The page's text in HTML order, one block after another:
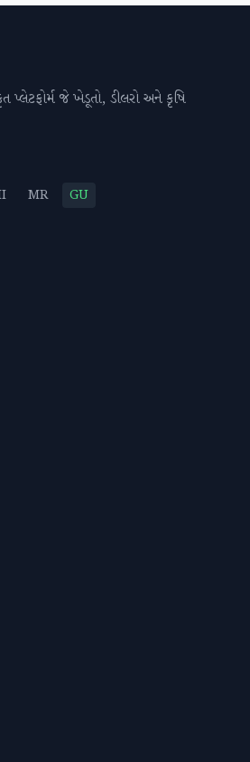
પ્લેટફોર્મ જે ખેડૂતો, ડીલરો અને કૃષિ
MR GU